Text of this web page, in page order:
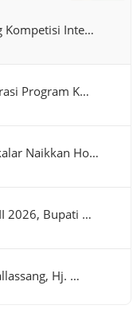
Kompetisi Inte…
Program K…
Naikkan Ho…
2026, Bupati …
Hj. …